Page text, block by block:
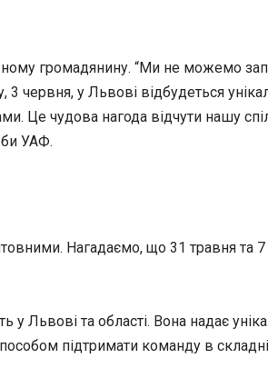
громадянину. “Ми не можемо
червня, у Львові відбудеться
Це чудова нагода відчути нашу
УАФ.
Нагадаємо, що 31 травня та 7
Львові та області. Вона надає
підтримати команду в